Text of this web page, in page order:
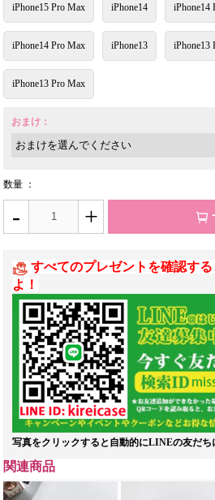
iPhone15 Pro Max iPhone14 iPhone14
iPhone14 Pro Max iPhone13 iPhone13
iPhone13 Pro Max
おまけ：
数量 ：
- +
すべてのプレゼントを確認す
よ！
写真をクリックすると自動的にLINEの友だち
関連商品